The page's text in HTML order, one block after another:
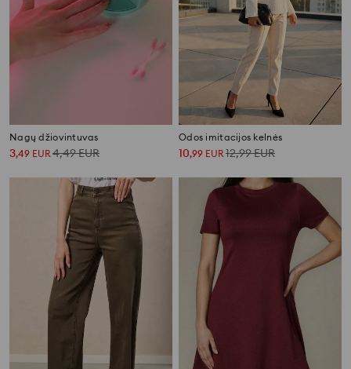
Nagų džiovintuvas
3,49 EUR4,49EUR
Odos imitacijos kelnės
10,99 EUR12,99EUR